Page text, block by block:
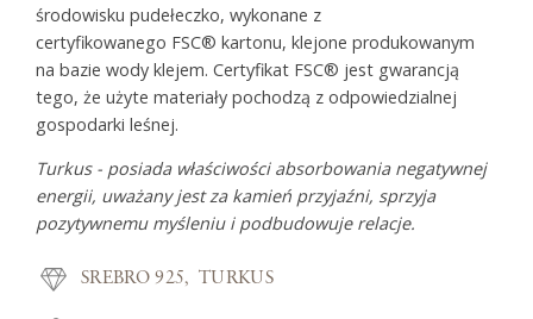
środowisku pudełeczko, wykonane z
certyfikowanego FSC® kartonu, klejone produkowanym
na bazie wody klejem. Certyfikat FSC® jest gwarancją
tego, że użyte materiały pochodzą z odpowiedzialnej
gospodarki leśnej.
Turkus - posiada właściwości absorbowania negatywnej
energii, uważany jest za kamień przyjaźni, sprzyja
pozytywnemu myśleniu i podbudowuje relacje.
SREBRO 925 TURKUS